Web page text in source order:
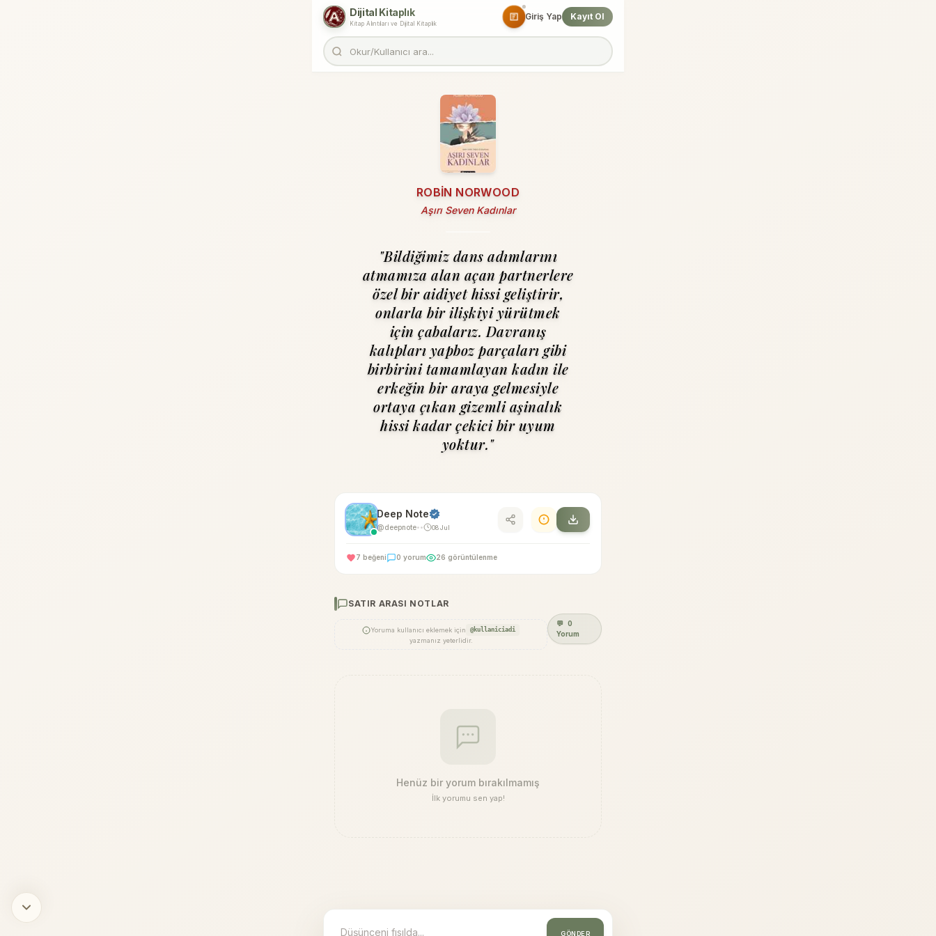
Dijital Kitaplık
Kitap Alıntıları ve Dijital Kitaplık
Giriş Yap Kayıt Ol
ROBIN NORWOOD
Aşırı Seven Kadınlar
"Bildiğimiz dans adımlarını
atma­mıza alan açan partnerlere
özel bir aidiyet hissi geliştirir,
onlarla bir ilişkiyi yürütmek
için çabalarız. Davranış
kalıpları yapboz parçaları gibi
birbirini tamamlayan kadın ile
erkeğin bir araya gelmesiyle
ortaya çıkan gizemli aşinalık
hissi kadar çekici bir uyum
yoktur."
Deep Note
@deepnote• • 08 Jul
7 beğeni 0 yorum 26 görüntülenme
SATIR ARASI NOTLAR
Yoruma kullanıcı eklemek için @kullaniciadi
yazmanız yeterlidir.
💬 0
Yorum
Henüz bir yorum bırakılmamış
İlk yorumu sen yap!
GÖNDER